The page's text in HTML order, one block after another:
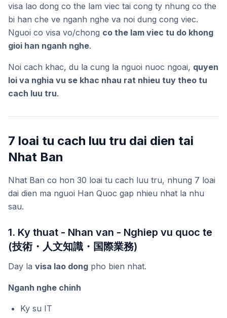
visa lao dong co the lam viec tai cong ty nhung co the
bi han che ve nganh nghe va noi dung cong viec.
Nguoi co visa vo/chong co the lam viec tu do khong
gioi han nganh nghe.
Noi cach khac, du la cung la nguoi nuoc ngoai, quyen
loi va nghia vu se khac nhau rat nhieu tuy theo tu
cach luu tru.
7 loai tu cach luu tru dai dien tai
Nhat Ban
Nhat Ban co hon 30 loai tu cach luu tru, nhung 7 loai
dai dien ma nguoi Han Quoc gap nhieu nhat la nhu
sau.
1. Ky thuat - Nhan van - Nghiep vu quoc te
(技術・人文知識・国際業務)
Day la visa lao dong pho bien nhat.
Nganh nghe chinh
Ky su IT